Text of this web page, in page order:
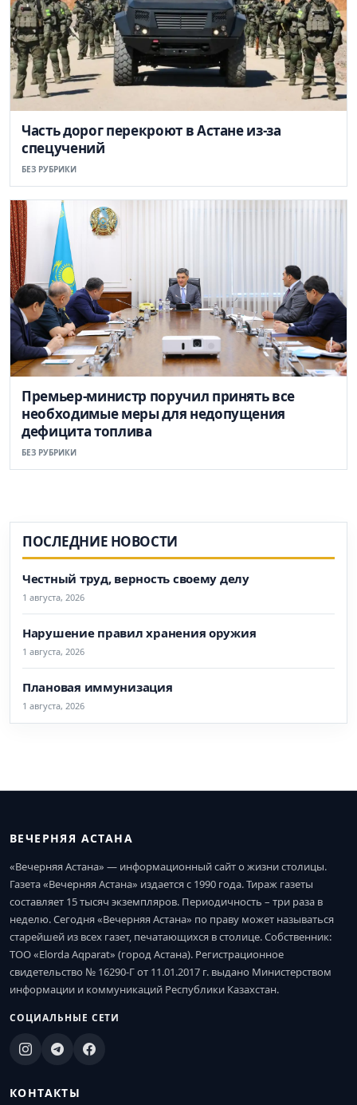
Часть дорог перекроют в Астане из-за
спецучений
БЕЗ РУБРИКИ
Премьер-министр поручил принять все
необходимые меры для недопущения
дефицита топлива
БЕЗ РУБРИКИ
ПОСЛЕДНИЕ НОВОСТИ
Честный труд, верность своему делу
1 августа, 2026
Нарушение правил хранения оружия
1 августа, 2026
Плановая иммунизация
1 августа, 2026
ВЕЧЕРНЯЯ АСТАНА
«Вечерняя Астана» — информационный сайт о жизни столицы.
Газета «Вечерняя Астана» издается с 1990 года. Тираж газеты
составляет 15 тысяч экземпляров. Периодичность – три раза в
неделю. Сегодня «Вечерняя Астана» по праву может называться
старейшей из всех газет, печатающихся в столице. Собственник:
ТОО «Elorda Aqparat» (город Астана). Регистрационное
свидетельство № 16290-Г от 11.01.2017 г. выдано Министерством
информации и коммуникаций Республики Казахстан.
СОЦИАЛЬНЫЕ СЕТИ
КОНТАКТЫ